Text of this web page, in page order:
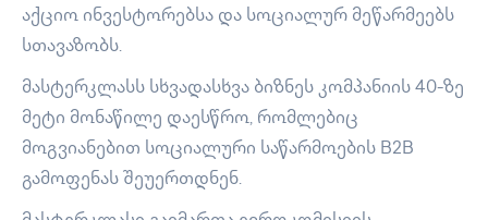
აქციო ინვესტორებსა და სოციალურ მეწარმეებს
სთავაზობს.
მასტერკლასს სხვადასხვა ბიზნეს კომპანიის 40-ზე
მეტი მონაწილე დაესწრო, რომლებიც
მოგვიანებით სოციალური საწარმოების B2B
გამოფენას შეუერთდნენ.